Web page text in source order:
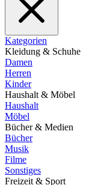
Kategorien
Kleidung & Schuhe
Damen
Herren
Kinder
Haushalt & Möbel
Haushalt
Möbel
Bücher & Medien
Bücher
Musik
Filme
Sonstiges
Freizeit & Sport